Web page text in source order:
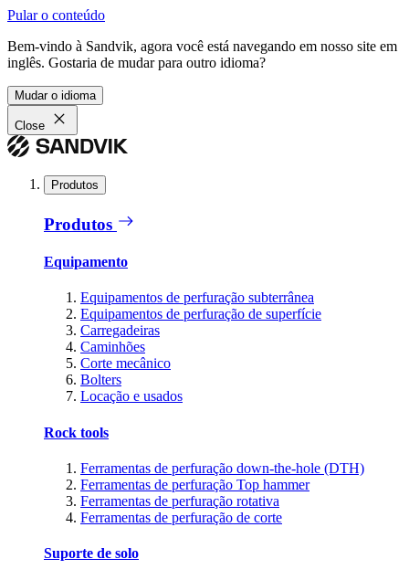
Pular o conteúdo
Bem-vindo à Sandvik, agora você está navegando em nosso site em
inglês. Gostaria de mudar para outro idioma?
Mudar o idioma
Close
Produtos
Produtos
Equipamento
Equipamentos de perfuração subterrânea
Equipamentos de perfuração de superfície
Carregadeiras
Caminhões
Corte mecânico
Bolters
Locação e usados
Rock tools
Ferramentas de perfuração down-the-hole (DTH)
Ferramentas de perfuração Top hammer
Ferramentas de perfuração rotativa
Ferramentas de perfuração de corte
Suporte de solo